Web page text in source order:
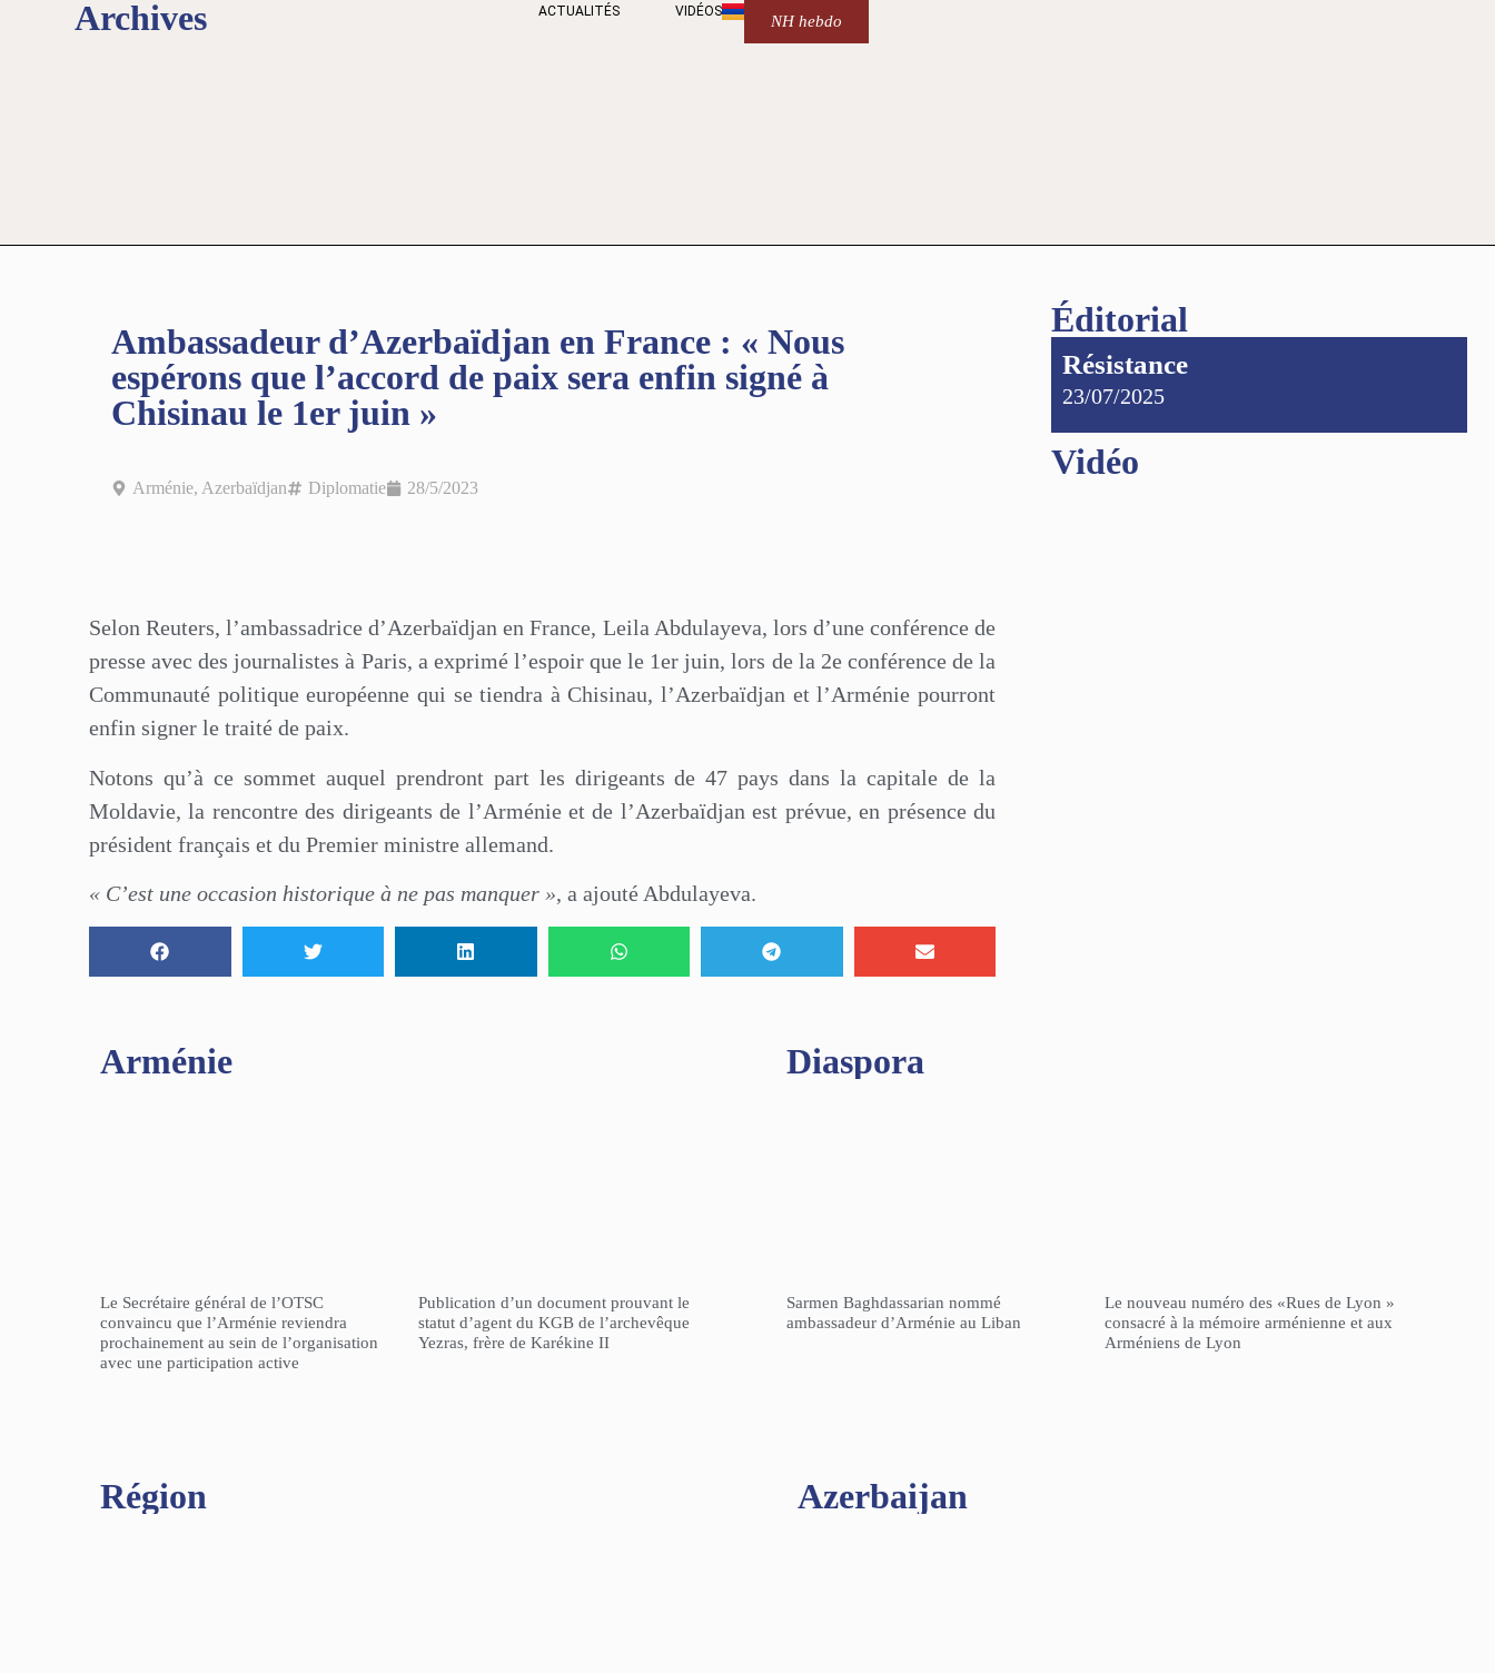
Archives ACTUALITÉS VIDÉOS
NH hebdo
Ambassadeur d’Azerbaïdjan en France : « Nous
espérons que l’accord de paix sera enfin signé à
Chisinau le 1er juin »
Arménie, Azerbaïdjan Diplomatie 28/5/2023
Selon Reuters, l’ambassadrice d’Azerbaïdjan en France, Leila Abdulayeva, lors d’une conférence de
presse avec des journalistes à Paris, a exprimé l’espoir que le 1er juin, lors de la 2e conférence de la
Communauté politique européenne qui se tiendra à Chisinau, l’Azerbaïdjan et l’Arménie pourront
enfin signer le traité de paix.
Notons qu’à ce sommet auquel prendront part les dirigeants de 47 pays dans la capitale de la
Moldavie, la rencontre des dirigeants de l’Arménie et de l’Azerbaïdjan est prévue, en présence du
président français et du Premier ministre allemand.
« C’est une occasion historique à ne pas manquer », a ajouté Abdulayeva.
Éditorial
Résistance
23/07/2025
Vidéo
Arménie
Le Secrétaire général de l’OTSC
convaincu que l’Arménie reviendra
prochainement au sein de l’organisation
avec une participation active
Publication d’un document prouvant le
statut d’agent du KGB de l’archevêque
Yezras, frère de Karékine II
Diaspora
Sarmen Baghdassarian nommé
ambassadeur d’Arménie au Liban
Le nouveau numéro des «Rues de Lyon »
consacré à la mémoire arménienne et aux
Arméniens de Lyon
Région​ Azerbaijan